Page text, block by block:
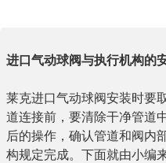
进口气动球阀与执行机构的
莱克进口气动球阀安装时要
道连接前，要清除干净管道
后的操作，确认管道和阀内
构规定完成。下面就由小编